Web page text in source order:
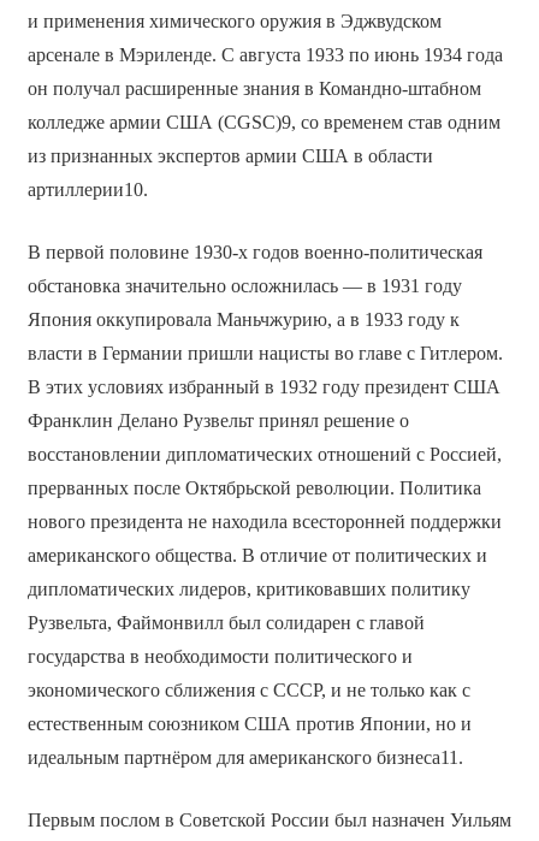
и применения химического оружия в Эджвудском
арсенале в Мэриленде. С августа 1933 по июнь 1934 года
он получал расширенные знания в Командно-штабном
колледже армии США (CGSC)9, со временем став одним
из признанных экспертов армии США в области
артиллерии10.
В первой половине 1930-х годов военно-политическая
обстановка значительно осложнилась — в 1931 году
Япония оккупировала Маньчжурию, а в 1933 году к
власти в Германии пришли нацисты во главе с Гитлером.
В этих условиях избранный в 1932 году президент США
Франклин Делано Рузвельт принял решение о
восстановлении дипломатических отношений с Россией,
прерванных после Октябрьской революции. Политика
нового президента не находила всесторонней поддержки
американского общества. В отличие от политических и
дипломатических лидеров, критиковавших политику
Рузвельта, Файмонвилл был солидарен с главой
государства в необходимости политического и
экономического сближения с СССР, и не только как с
естественным союзником США против Японии, но и
идеальным партнёром для американского бизнеса11.
Первым послом в Советской России был назначен Уильям